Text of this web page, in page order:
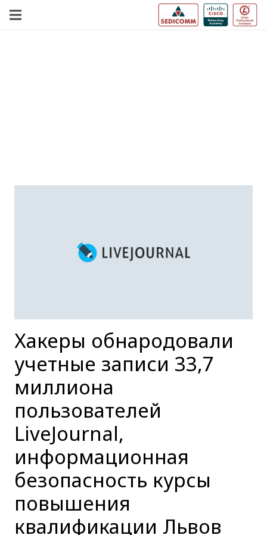
Хакеры обнародовали
учетные записи 33,7
миллиона
пользователей
LiveJournal,
информационная
безопасность курсы
повышения
квалификации Львов